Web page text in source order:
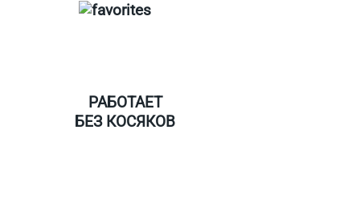
РАБОТАЕТ
БЕЗ КОСЯКОВ